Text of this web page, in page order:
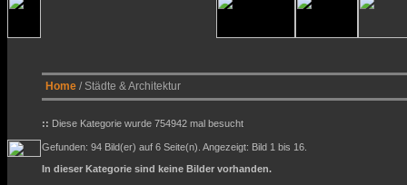
Home / Städte & Architektur
:: Diese Kategorie wurde 754942 mal besucht
Gefunden: 94 Bild(er) auf 6 Seite(n). Angezeigt: Bild 1 bis 16.
In dieser Kategorie sind keine Bilder vorhanden.